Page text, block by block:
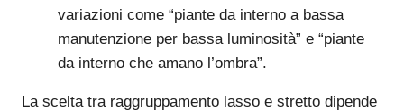
variazioni come “piante da interno a bassa
manutenzione per bassa luminosità” e “piante
da interno che amano l’ombra”.
La scelta tra raggruppamento lasso e stretto dipende